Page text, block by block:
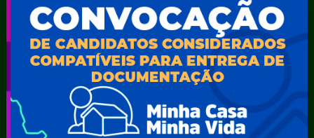
Secretaria de Iluminação Pública e Energia Elétrica
Secretaria Municipal da Mulher – SEMU
Secretaria Municipal de Administração – SAD
Secretaria Municipal de Agricultura e Recursos Hídricos –
SEMARH / Secretaria de Agricultura Familiar – SEMAF
Secretaria Municipal de Educação – SEST
Secretaria Municipal de Esporte e Lazer – SEMEL
Secretaria Municipal de Finanças – SECFIN